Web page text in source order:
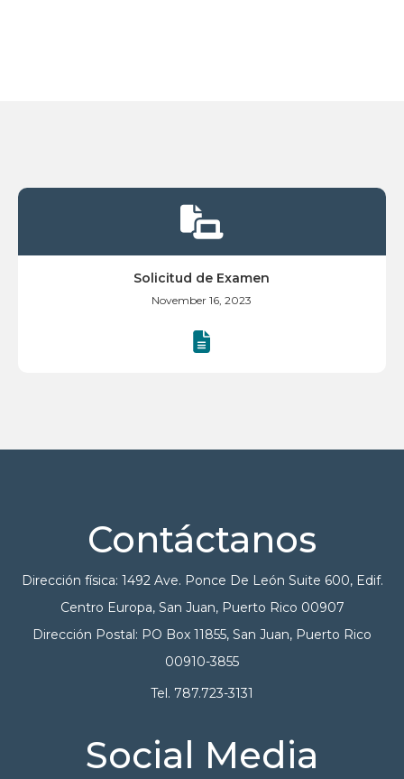

Solicitud de Examen
November 16, 2023
Contáctanos
Dirección física: 1492 Ave. Ponce De León Suite 600, Edif.
Centro Europa, San Juan, Puerto Rico 00907
Dirección Postal: PO Box 11855, San Juan, Puerto Rico
00910-3855
Tel. 787.723-3131
Social Media